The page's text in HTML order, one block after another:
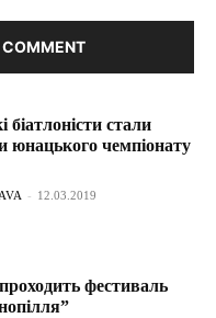
COMMENT
біатлоністи стали
юнацького чемпіонату
- 12.03.2019
фестиваль